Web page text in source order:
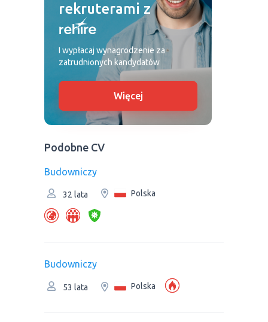
rekruterami z
I wypłacaj wynagrodzenie za
zatrudnionych kandydatów
Więcej
Podobne CV
Budowniczy
32 lata Polska
Budowniczy
53 lata Polska